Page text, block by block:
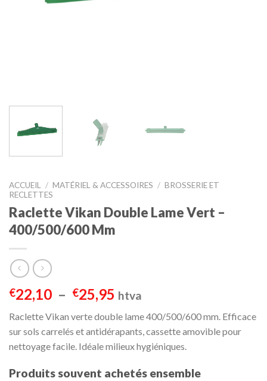
ACCUEIL / MATÉRIEL & ACCESSOIRES / BROSSERIE ET
RECLETTES
Raclette Vikan Double Lame Vert –
400/500/600 Mm
€22,10 – €25,95 Plage
prix :
€22,10
à
€25,95
htva
Raclette Vikan verte double lame 400/500/600 mm. Efficace
sur sols carrelés et antidérapants, cassette amovible pour
nettoyage facile. Idéale milieux hygiéniques.
Produits souvent achetés ensemble